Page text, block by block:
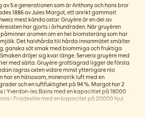
5:e generationen som är Anthony och hans bror
1886 av Jules Margot, ett anrikt gammalt
mest kända ostar. Gruyère är en del av
har gjorts i århundraden. När gruyèren
aromen om en hel blomsteräng som har
Det halvhårda till hårda innanmätet smälter
ganska söt smak med blommiga och fruktiga
dröjer sig kvar länge. Servera gruyère med
med sälta. Gruyère grottlagrad ligger de första
lagras osten vidare minst ytterligare nio
har en hälsosam, mineralrik luft med en
och en luftfuktighet på 94 %. Margot har 2
i Yverdon-les Bains med en kapacitiet på 18000
i Froideville med en kapacitet på 20000 hjul.